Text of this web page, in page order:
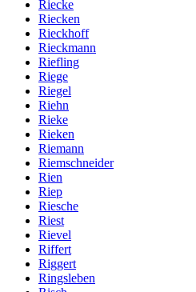
Riecke
Riecken
Rieckhoff
Rieckmann
Riefling
Riege
Riegel
Riehn
Rieke
Rieken
Riemann
Riemschneider
Rien
Riep
Riesche
Riest
Rievel
Riffert
Riggert
Ringsleben